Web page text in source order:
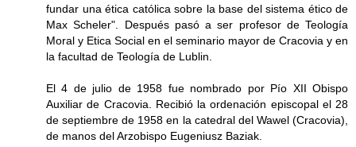
fundar una ética católica sobre la base del sistema ético de
Max Scheler". Después pasó a ser profesor de Teología
Moral y Etica Social en el seminario mayor de Cracovia y en
la facultad de Teología de Lublin.
El 4 de julio de 1958 fue nombrado por Pío XII Obispo
Auxiliar de Cracovia. Recibió la ordenación episcopal el 28
de septiembre de 1958 en la catedral del Wawel (Cracovia),
de manos del Arzobispo Eugeniusz Baziak.